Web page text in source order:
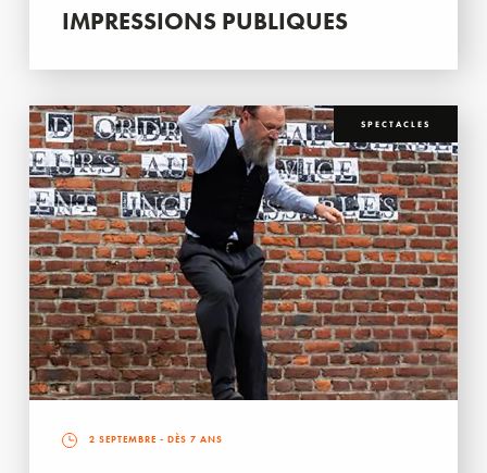
IMPRESSIONS PUBLIQUES
SPECTACLES
2 SEPTEMBRE - DÈS 7 ANS